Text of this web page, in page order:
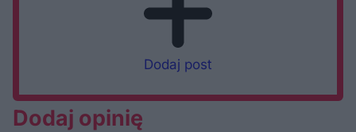
Dodaj post
Dodaj opinię